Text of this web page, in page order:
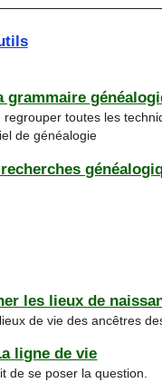
grammaire
toutes les
de généalogie
les lieux de
de vie des ancêtres
ligne de vie
de se poser la question.